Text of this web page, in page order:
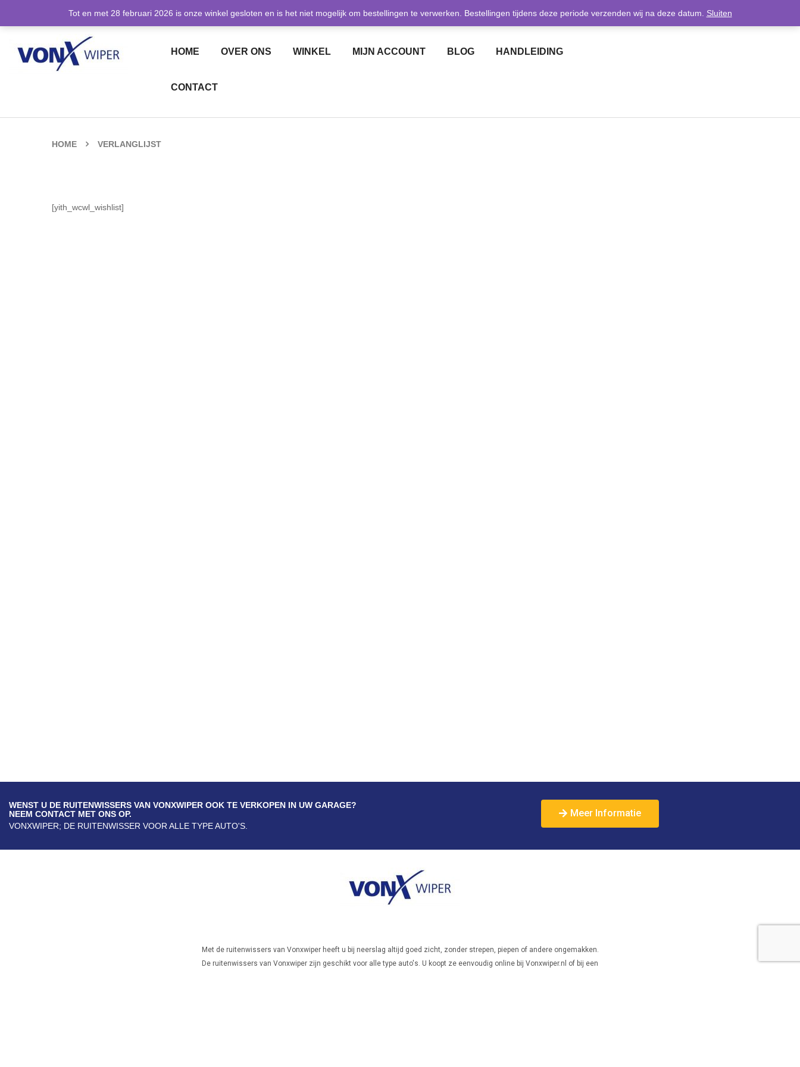
Meer informatie:06-12908159 GRATIS VERZENDING BIJ BESTEDING VANAF € 50,-
HOME OVER ONS WINKEL MIJN ACCOUNT BLOG HANDLEIDING
CONTACT
HOME VERLANGLIJST
[yith_wcwl_wishlist]
WENST U DE RUITENWISSERS VAN VONXWIPER OOK TE VERKOPEN IN UW GARAGE?
NEEM CONTACT MET ONS OP.
VONXWIPER; DE RUITENWISSER VOOR ALLE TYPE AUTO'S.
Meer Informatie
Met de ruitenwissers van Vonxwiper heeft u bij neerslag altijd goed zicht, zonder strepen, piepen of andere ongemakken.
De ruitenwissers van Vonxwiper zijn geschikt voor alle type auto's. U koopt ze eenvoudig online bij Vonxwiper.nl of bij een
Tot en met 28 februari 2026 is onze winkel gesloten en is het niet mogelijk om bestellingen te verwerken. Bestellingen tijdens deze periode verzenden wij na deze datum. Sluiten